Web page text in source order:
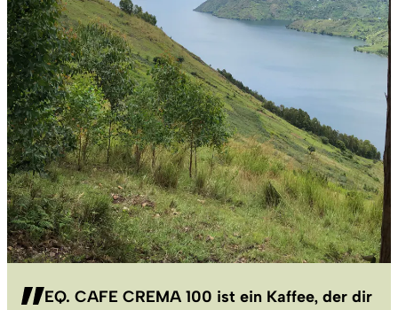
EQ. CAFE CREMA 100 ist ein Kaffee, der dir